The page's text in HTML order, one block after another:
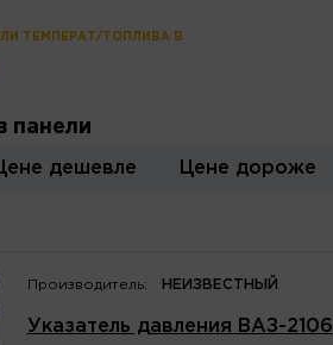
ТЕМПЕРАТ/ТОПЛИВА В
панели
дешевле Цене дороже
Производитель: НЕИЗВЕСТНЫЙ
Указатель давления ВАЗ-2106